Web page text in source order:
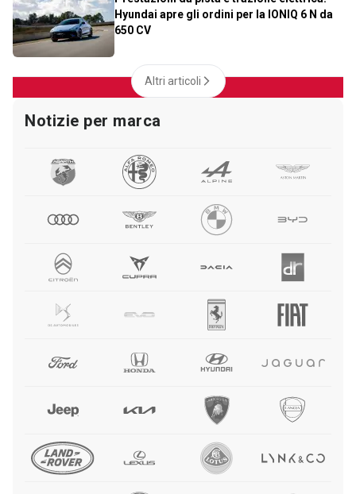
Hyundai apre gli ordini per la IONIQ 6 N da
650 CV
Altri articoli
Notizie per marca